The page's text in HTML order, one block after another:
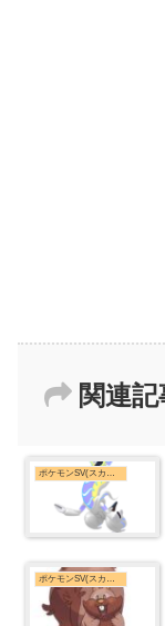
関連記
ポケモンSV(スカーレット・バイオレット)まとめ